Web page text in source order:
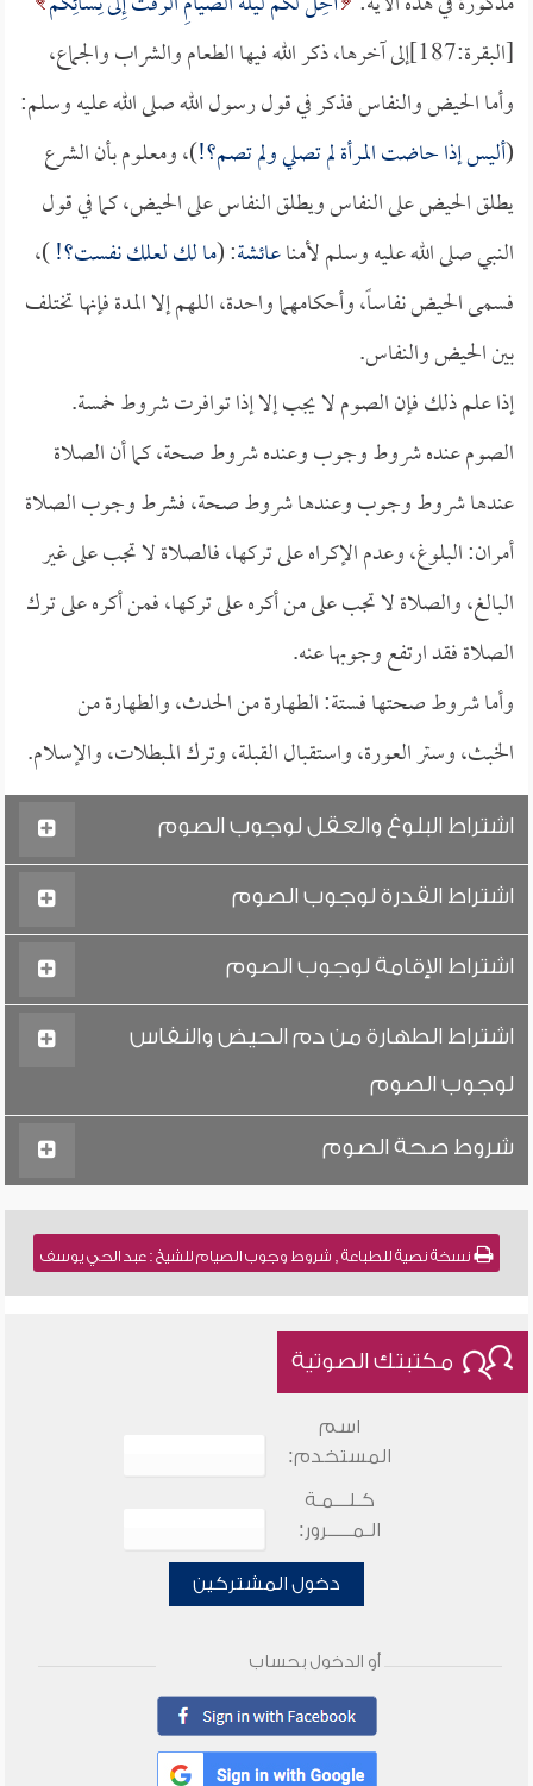
[البقرة:187]إلى آخرها، ذكر الله فيها الطعام والشراب والجماع،
وأما الحيض والنفاس فذكر في قول رسول الله صلى الله عليه وسلم:
(أليس إذا حاضت المرأة لم تصلي ولم تصم؟!)، ومعلوم بأن الشرع
يطلق الحيض على النفاس ويطلق النفاس على الحيض، كما في قول
النبي صلى الله عليه وسلم لأمناعائشة: (ما لك لعلك نفست؟!)،
فسمى الحيض نفاساً، وأحكامهما واحدة، اللهم إلا المدة فإنها تختلف
بين الحيض والنفاس.
إذا علم ذلك فإن الصوم لا يجب إلا إذا توافرت شروط خمسة.
الصوم عنده شروط وجوب وعنده شروط صحة، كما أن الصلاة
عندها شروط وجوب وعندها شروط صحة، فشرط وجوب الصلاة
أمران: البلوغ، وعدم الإكراه على تركها، فالصلاة لا تجب على غير
البالغ، والصلاة لا تجب على من أكره على تركها، فمن أكره على ترك
الصلاة فقد ارتفع وجوبها عنه.
وأما شروط صحتها فستة: الطهارة من الحدث، والطهارة من
الخبث، وستر العورة، واستقبال القبلة، وترك المبطلات، والإسلام.
اشتراط البلوغ والعقل لوجوب الصوم
اشتراط القدرة لوجوب الصوم
اشتراط الإقامة لوجوب الصوم
اشتراط الطهارة من دم الحيض والنفاس
لوجوب الصوم
شروط صحة الصوم
نسخة نصية للطباعة , شروط وجوب الصيام للشيخ : عبد الحي يوسف
مكتبتك الصوتية
اسم
المستخدم:
كـلـــمـة
الـمـــــرور:
دخول المشتركين
أو الدخول بحساب